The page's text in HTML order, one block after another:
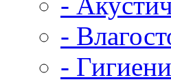
-
-